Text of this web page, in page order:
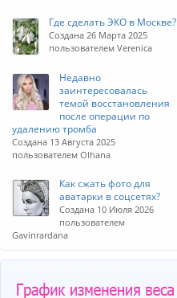
Где сделать ЭКО в Москве?
Создана 26 Марта 2025
пользователем Verenica
Недавно
заинтересовалась
темой восстановления
после операции по
удалению тромба
Создана 13 Августа 2025
пользователем Olhana
Как сжать фото для
аватарки в соцсетях?
Создана 10 Июля 2026
пользователем
Gavinrardana